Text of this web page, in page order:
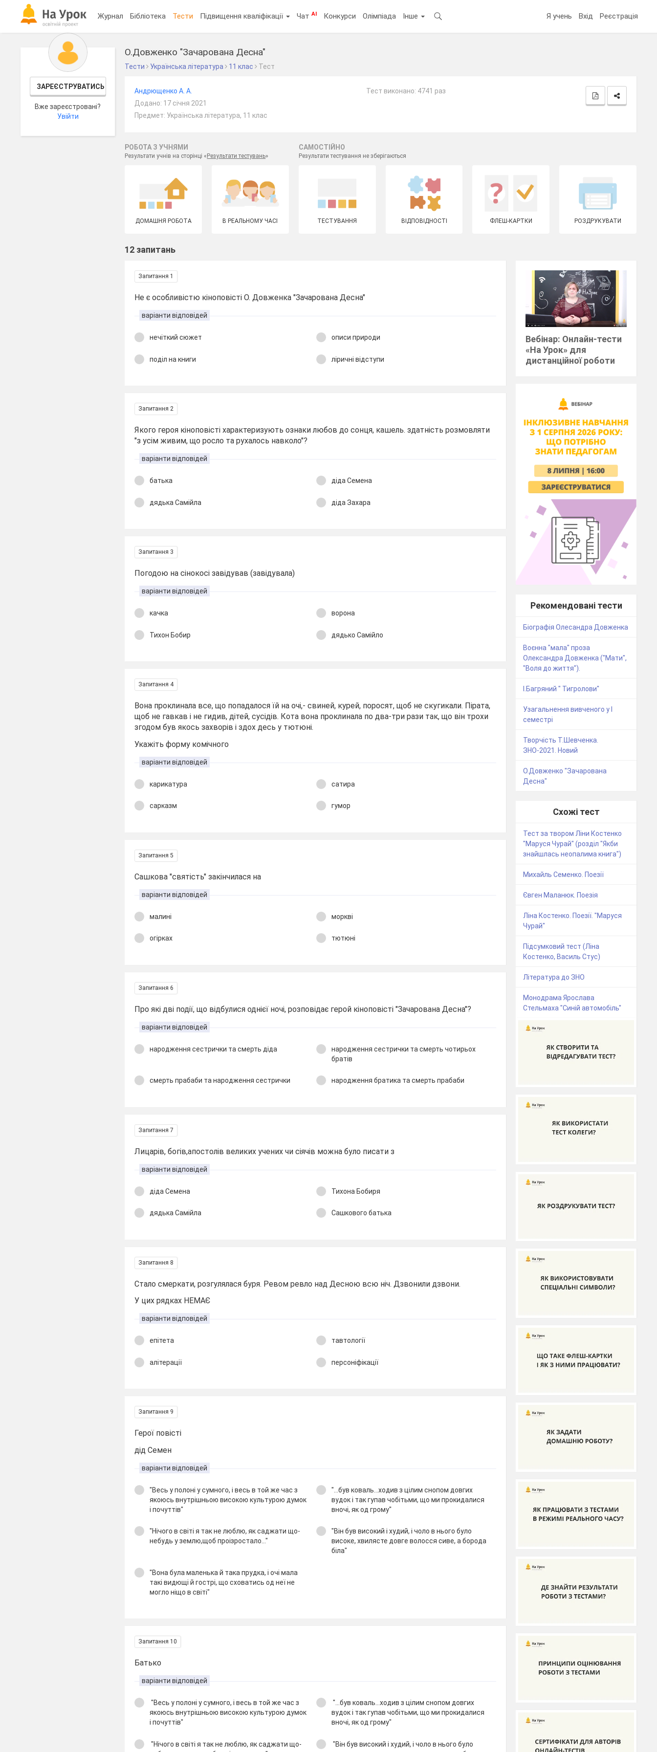
Журнал Бібліотека Тести Підвищення кваліфікації ЧатAI Конкурси Олімпіада Інше Я учень Вхід Реєстрація
ЗАРЕЄСТРУВАТИСЬ
Вже зареєстровані?
Увійти
О.Довженко "Зачарована Десна"
Тести Українська література 11 клас Тест
Андрющенко А. А.
Додано: 17 січня 2021
Предмет: Українська література, 11 клас
Тест виконано: 4741 раз
РОБОТА З УЧНЯМИ
Результати учнів на сторінці « Результати тестувань»
САМОСТІЙНО
Результати тестування не зберігаються
ДОМАШНЯ РОБОТА В РЕАЛЬНОМУ ЧАСІ ТЕСТУВАННЯ ВІДПОВІДНОСТІ ФЛЕШ-КАРТКИ РОЗДРУКУВАТИ
12 запитань
Запитання 1
Не є особливістю кіноповісті О. Довженка "Зачарована Десна"
варіанти відповідей
нечіткий сюжет описи природи
поділ на книги ліричні відступи
Запитання 2
Якого героя кіноповісті характеризують ознаки любов до сонця, кашель. здатність розмовляти
"з усім живим, що росло та рухалось навколо"?
варіанти відповідей
батька діда Семена
дядька Самійла діда Захара
Запитання 3
Погодою на сінокосі завідував (завідувала)
варіанти відповідей
качка ворона
Тихон Бобир дядько Самійло
Запитання 4
Вона проклинала все, що попадалося їй на очі,- свиней, курей, поросят, щоб не скугикали. Пірата,
щоб не гавкав і не гидив, дітей, сусідів. Кота вона проклинала по два-три рази так, що він трохи
згодом був якось захворів і здох десь у тютюні.
Укажіть форму комічного
варіанти відповідей
карикатура сатира
сарказм гумор
Запитання 5
Сашкова "святість" закінчилася на
варіанти відповідей
малині моркві
огірках тютюні
Запитання 6
Про які дві події, що відбулися однієї ночі, розповідає герой кіноповісті "Зачарована Десна"?
варіанти відповідей
народження сестрички та смерть діда
народження сестрички та смерть чотирьох
братів
смерть прабаби та народження сестрички народження братика та смерть прабаби
Запитання 7
Лицарів, богів,апостолів великих учених чи сіячів можна було писати з
варіанти відповідей
діда Семена Тихона Бобиря
дядька Самійла Сашкового батька
Запитання 8
Стало смеркати, розгулялася буря. Ревом ревло над Десною всю ніч. Дзвонили дзвони.
У цих рядках НЕМАЄ
варіанти відповідей
епітета тавтології
алітерації персоніфікації
Запитання 9
Герої повісті
дід Семен
варіанти відповідей
"Весь у полоні у сумного, і весь в той же час з
якоюсь внутрішньою високою культурою думок
і почуттів"
"...був коваль...ходив з цілим снопом довгих
вудок і так гупав чобітьми, що ми прокидалися
вночі, як од грому"
"Нічого в світі я так не люблю, як саджати що-
небудь у землю,щоб проізростало..."
"Він був високий і худий, і чоло в нього було
високе, хвилясте довге волосся сиве, а борода
біла"
"Вона була маленька й така прудка, і очі мала
такі видющі й гострі, що сховатись од неї не
могло ніщо в світі"
Запитання 10
Батько
варіанти відповідей
"Весь у полоні у сумного, і весь в той же час з
якоюсь внутрішньою високою культурою думок
і почуттів"
"...був коваль...ходив з цілим снопом довгих
вудок і так гупав чобітьми, що ми прокидалися
вночі, як од грому"
"Нічого в світі я так не люблю, як саджати що-
"Він був високий і худий, і чоло в нього було
Вебінар: Онлайн-тести
«На Урок» для
дистанційної роботи
Рекомендовані тести
Біографія Олесандра Довженка
Воєнна "мала" проза
Олександра Довженка ("Мати",
"Воля до життя").
І.Багряний " Тигролови"
Узагальнення вивченого у І
семестрі
Творчість Т.Шевченка.
ЗНО-2021. Новий
О.Довженко "Зачарована
Десна"
Схожі тест
Тест за твором Ліни Костенко
"Маруся Чурай" (розділ "Якби
знайшлась неопалима книга")
Михайль Семенко. Поезії
Євген Маланюк. Поезія
Ліна Костенко. Поезії. "Маруся
Чурай"
Підсумковий тест (Ліна
Костенко, Василь Стус)
Література до ЗНО
Монодрама Ярослава
Стельмаха "Синій автомобіль"